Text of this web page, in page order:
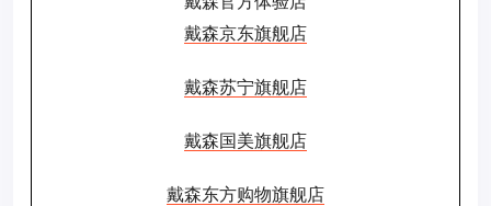
戴森京东旗舰店
戴森苏宁旗舰店
戴森国美旗舰店
戴森东方购物旗舰店